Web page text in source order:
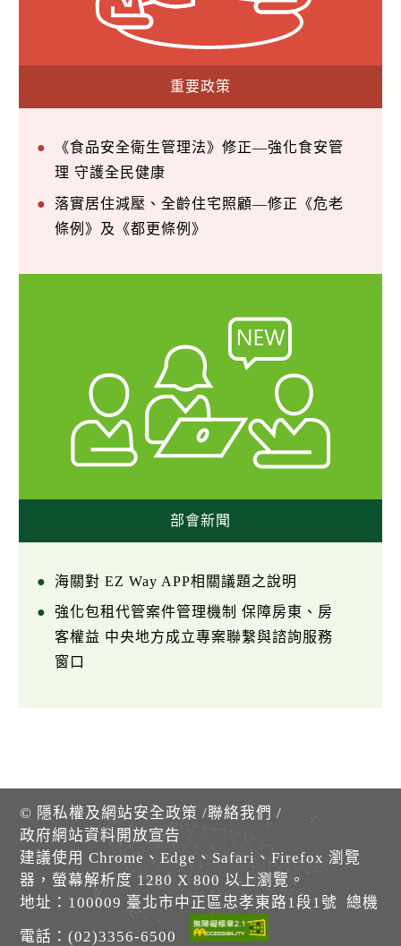
重要政策
《食品安全衛生管理法》修正—強化食安管
理 守護全民健康
落實居住減壓、全齡住宅照顧—修正《危老
條例》及《都更條例》
部會新聞
海關對 EZ Way APP相關議題之說明
強化包租代管案件管理機制 保障房東、房
客權益 中央地方成立專案聯繫與諮詢服務
窗口
© 隱私權及網站安全政策 /聯絡我們 /
政府網站資料開放宣告
建議使用 Chrome、Edge、Safari、Firefox 瀏覽
器，螢幕解析度 1280 X 800 以上瀏覽。
地址：100009 臺北市中正區忠孝東路1段1號 總機
電話：(02)3356-6500